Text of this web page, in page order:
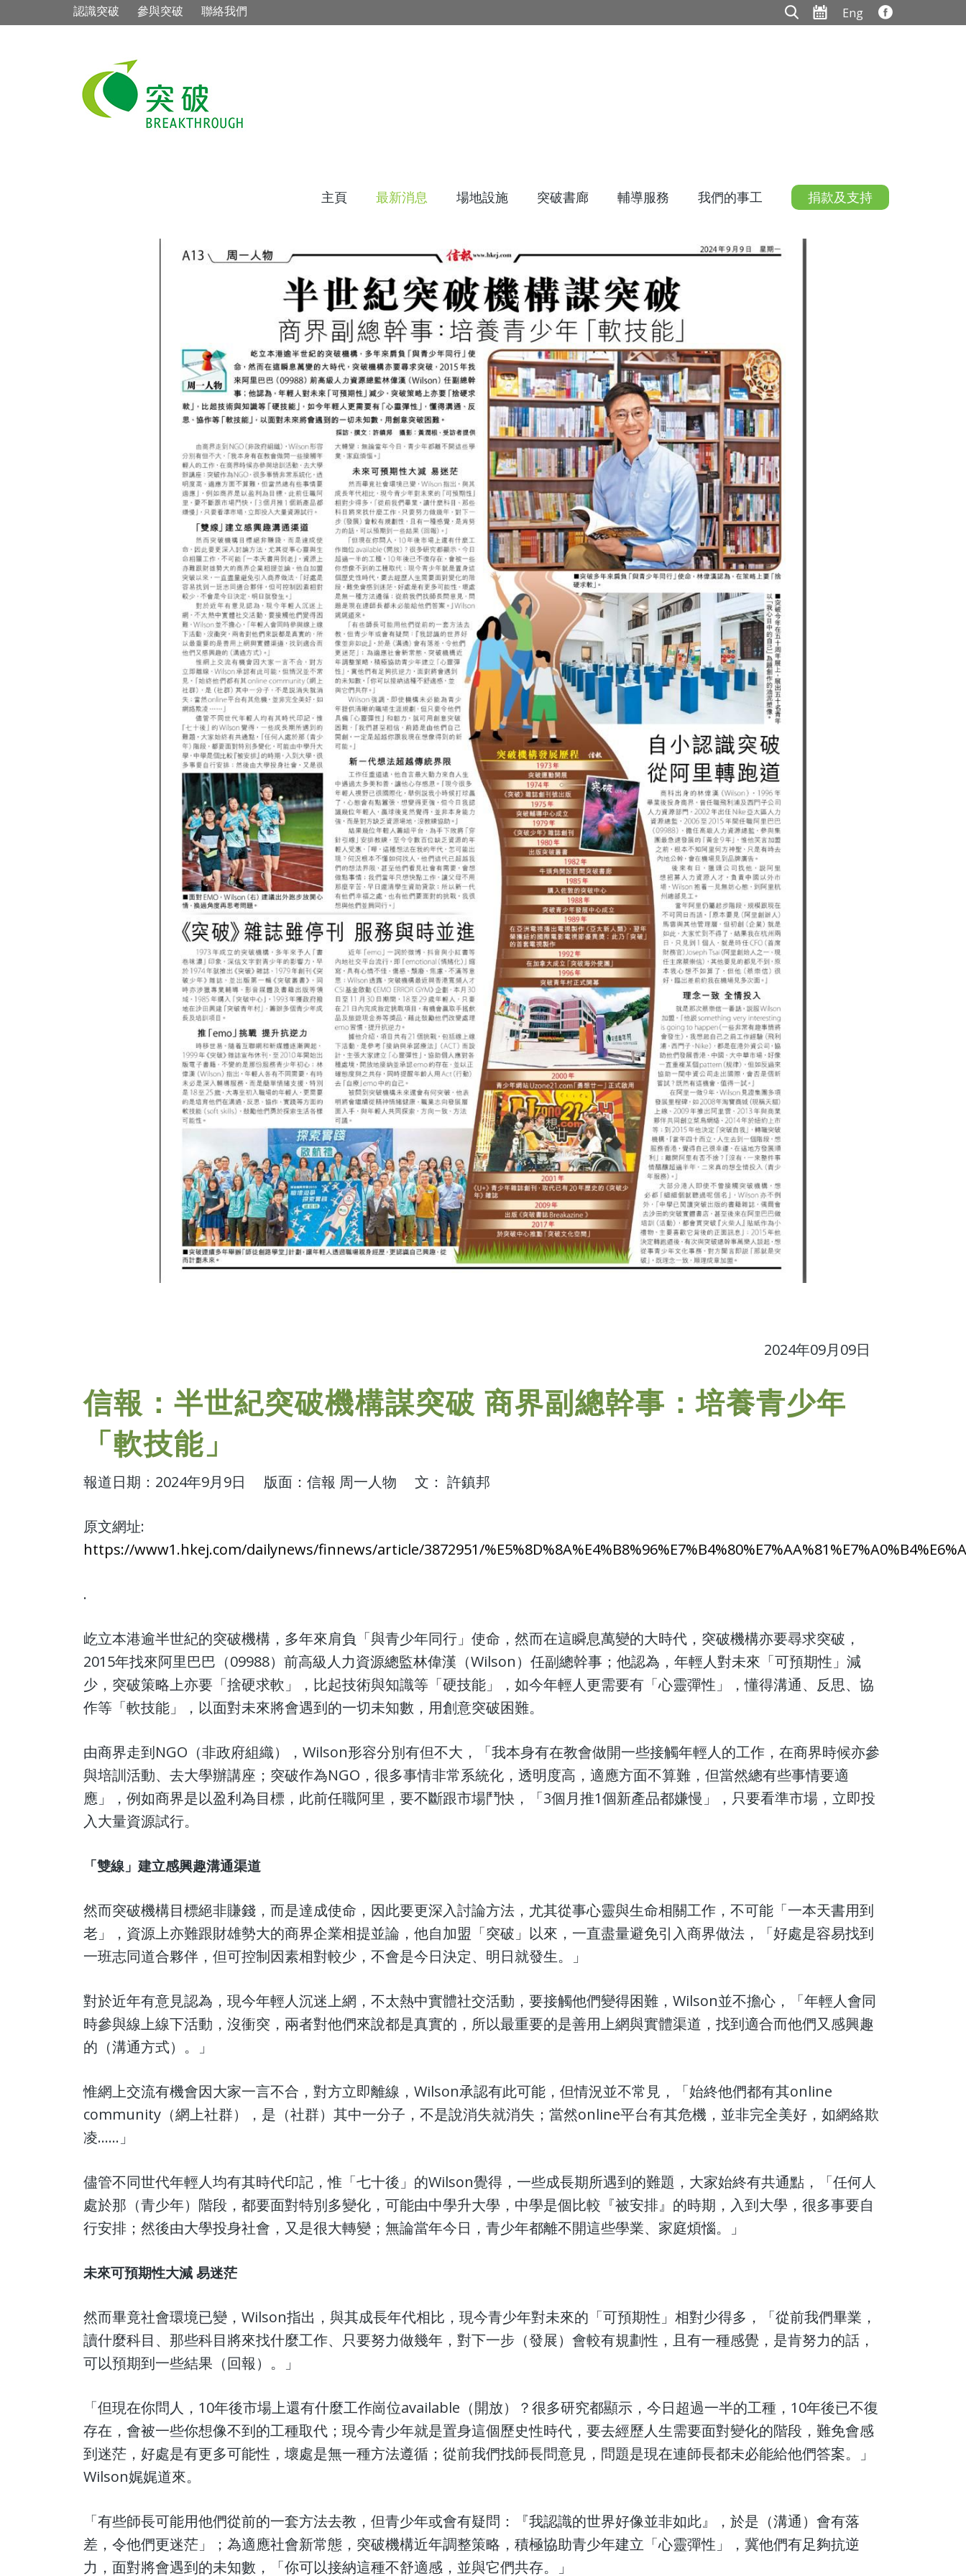
認識突破 參與突破 聯絡我們 Eng
主頁 最新消息 場地設施 突破書廊 輔導服務 我們的事工 捐款及支持
2024年09月09日
信報：半世紀突破機構謀突破 商界副總幹事：培養青少年
「軟技能」
報道日期：2024年9月9日 版面：信報 周一人物 文： 許鎮邦
原文網址:
https://www1.hkej.com/dailynews/finnews/article/3872951/
.
屹立本港逾半世紀的突破機構，多年來肩負「與青少年同行」使命，然而在這瞬息萬變的大時代，突破機構亦要尋求突破，
2015年找來阿里巴巴（09988）前高級人力資源總監林偉漢（Wilson）任副總幹事；他認為，年輕人對未來「可預期性」減
少，突破策略上亦要「捨硬求軟」，比起技術與知識等「硬技能」，如今年輕人更需要有「心靈彈性」，懂得溝通、反思、協
作等「軟技能」，以面對未來將會遇到的一切未知數，用創意突破困難。
由商界走到NGO（非政府組織），Wilson形容分別有但不大，「我本身有在教會做開一些接觸年輕人的工作，在商界時候亦參
與培訓活動、去大學辦講座；突破作為NGO，很多事情非常系統化，透明度高，適應方面不算難，但當然總有些事情要適
應」，例如商界是以盈利為目標，此前任職阿里，要不斷跟市場鬥快，「3個月推1個新產品都嫌慢」，只要看準市場，立即投
入大量資源試行。
「雙線」建立感興趣溝通渠道
然而突破機構目標絕非賺錢，而是達成使命，因此要更深入討論方法，尤其從事心靈與生命相關工作，不可能「一本天書用到
老」，資源上亦難跟財雄勢大的商界企業相提並論，他自加盟「突破」以來，一直盡量避免引入商界做法，「好處是容易找到
一班志同道合夥伴，但可控制因素相對較少，不會是今日決定、明日就發生。」
對於近年有意見認為，現今年輕人沉迷上網，不太熱中實體社交活動，要接觸他們變得困難，Wilson並不擔心，「年輕人會同
時參與線上線下活動，沒衝突，兩者對他們來說都是真實的，所以最重要的是善用上網與實體渠道，找到適合而他們又感興趣
的（溝通方式）。」
惟網上交流有機會因大家一言不合，對方立即離線，Wilson承認有此可能，但情況並不常見，「始終他們都有其online
community（網上社群），是（社群）其中一分子，不是說消失就消失；當然online平台有其危機，並非完全美好，如網絡欺
凌……」
儘管不同世代年輕人均有其時代印記，惟「七十後」的Wilson覺得，一些成長期所遇到的難題，大家始終有共通點，「任何人
處於那（青少年）階段，都要面對特別多變化，可能由中學升大學，中學是個比較『被安排』的時期，入到大學，很多事要自
行安排；然後由大學投身社會，又是很大轉變；無論當年今日，青少年都離不開這些學業、家庭煩惱。」
未來可預期性大減 易迷茫
然而畢竟社會環境已變，Wilson指出，與其成長年代相比，現今青少年對未來的「可預期性」相對少得多，「從前我們畢業，
讀什麼科目、那些科目將來找什麼工作、只要努力做幾年，對下一步（發展）會較有規劃性，且有一種感覺，是肯努力的話，
可以預期到一些結果（回報）。」
「但現在你問人，10年後市場上還有什麼工作崗位available（開放）？很多研究都顯示，今日超過一半的工種，10年後已不復
存在，會被一些你想像不到的工種取代；現今青少年就是置身這個歷史性時代，要去經歷人生需要面對變化的階段，難免會感
到迷茫，好處是有更多可能性，壞處是無一種方法遵循；從前我們找師長問意見，問題是現在連師長都未必能給他們答案。」
Wilson娓娓道來。
「有些師長可能用他們從前的一套方法去教，但青少年或會有疑問：『我認識的世界好像並非如此』，於是（溝通）會有落
差，令他們更迷茫」；為適應社會新常態，突破機構近年調整策略，積極協助青少年建立「心靈彈性」，冀他們有足夠抗逆
力，面對將會遇到的未知數，「你可以接納這種不舒適感，並與它們共存。」